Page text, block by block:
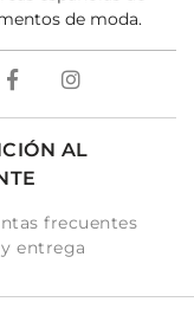
de moda.
AL
frecuentes
entrega